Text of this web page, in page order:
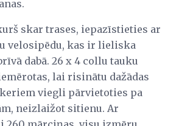
skar trases, iepazīstieties ar
velosipēdu, kas ir lieliska
dabā. 26 x 4 collu tauku
lai risinātu dažādas
viegli pārvietoties pa
neizlaižot sitienu. Ar